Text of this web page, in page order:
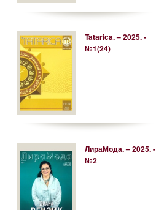
Tatarica. – 2025. -
№1(24)
ЛираМода. – 2025. -
№2